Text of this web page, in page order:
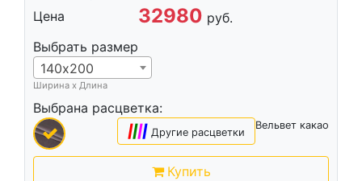
Цена 32980 руб.
Выбрать размер
140х200
Ширина х Длина
Выбрана расцветка:
Вельвет какао
|||| Другие расцветки
Купить